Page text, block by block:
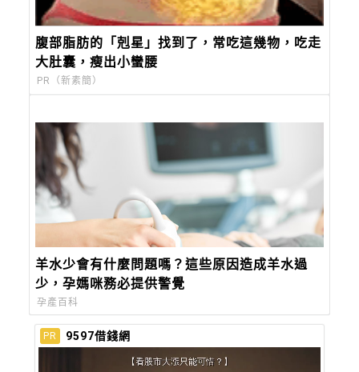
腹部脂肪的「剋星」找到了，常吃這幾物，吃走
大肚囊，瘦出小蠻腰
PR（新素簡）
羊水少會有什麼問題嗎？這些原因造成羊水過
少，孕媽咪務必提供警覺
孕產百科
PR 9597借錢網